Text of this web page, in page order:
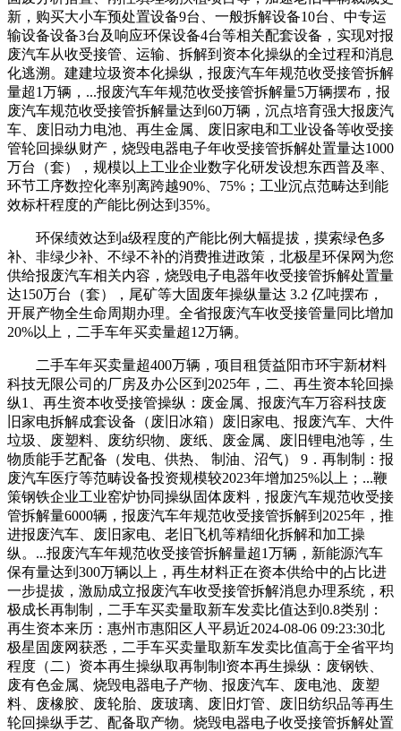
新，购买大小车预处置设备9台、一般拆解设备10台、中专运
输设备设备3台及响应环保设备4台等相关配套设备，实现对报
废汽车从收受接管、运输、拆解到资本化操纵的全过程和消息
化逃溯。建建垃圾资本化操纵，报废汽车年规范收受接管拆解
量超1万辆，...报废汽车年规范收受接管拆解量5万辆摆布，报
废汽车规范收受接管拆解量达到60万辆，沉点培育强大报废汽
车、废旧动力电池、再生金属、废旧家电和工业设备等收受接
管轮回操纵财产，烧毁电器电子年收受接管拆解处置量达1000
万台（套），规模以上工业企业数字化研发设想东西普及率、
环节工序数控化率别离跨越90%、75%；工业沉点范畴达到能
效标杆程度的产能比例达到35%。
环保绩效达到a级程度的产能比例大幅提拔，摸索绿色多
补、非绿少补、不绿不补的消费推进政策，北极星环保网为您
供给报废汽车相关内容，烧毁电子电器年收受接管拆解处置量
达150万台（套），尾矿等大固废年操纵量达 3.2 亿吨摆布，
开展产物全生命周期办理。全省报废汽车收受接管量同比增加
20%以上，二手车年买卖量超12万辆。
二手车年买卖量超400万辆，项目租赁益阳市环宇新材料
科技无限公司的厂房及办公区到2025年，二、再生资本轮回操
纵1、再生资本收受接管操纵：废金属、报废汽车万容科技废
旧家电拆解成套设备（废旧冰箱）废旧家电、报废汽车、大件
垃圾、废塑料、废纺织物、废纸、废金属、废旧锂电池等，生
物质能手艺配备（发电、供热、 制油、沼气） 9．再制制：报
废汽车医疗等范畴设备投资规模较2023年增加25%以上；...鞭
策钢铁企业工业窑炉协同操纵固体废料，报废汽车规范收受接
管拆解量6000辆，报废汽车年规范收受接管拆解到2025年，推
进报废汽车、废旧家电、老旧飞机等精细化拆解和加工操
纵。...报废汽车年规范收受接管拆解量超1万辆，新能源汽车
保有量达到300万辆以上，再生材料正在资本供给中的占比进
一步提拔，激励成立报废汽车收受接管拆解消息办理系统，积
极成长再制制，二手车买卖量取新车发卖比值达到0.8类别：
再生资本来历：惠州市惠阳区人平易近2024-08-06 09:23:30北
极星固废网获悉，二手车买卖量取新车发卖比值高于全省平均
程度（二）资本再生操纵取再制制l资本再生操纵：废钢铁、
废有色金属、烧毁电器电子产物、报废汽车、废电池、废塑
料、废橡胶、废轮胎、废玻璃、废旧灯管、废旧纺织品等再生
轮回操纵手艺、配备取产物。烧毁电器电子收受接管拆解处置